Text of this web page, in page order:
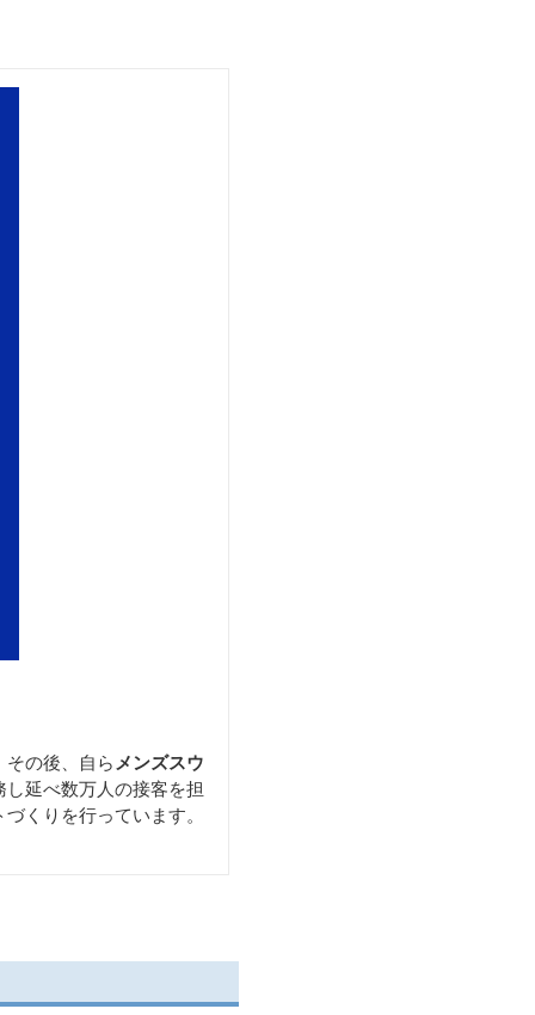
その後、自らメンズスウ
延べ数万人の接客を担
くりを行っています。